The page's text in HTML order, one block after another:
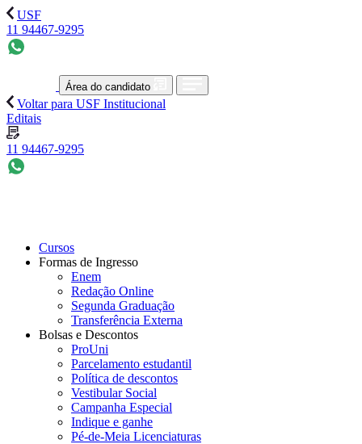
USF
11 94467-9295
Área do candidato
Voltar para USF Institucional
Editais
11 94467-9295
Cursos
Formas de Ingresso
Enem
Redação Online
Segunda Graduação
Transferência Externa
Bolsas e Descontos
ProUni
Parcelamento estudantil
Política de descontos
Vestibular Social
Campanha Especial
Indique e ganhe
Pé-de-Meia Licenciaturas